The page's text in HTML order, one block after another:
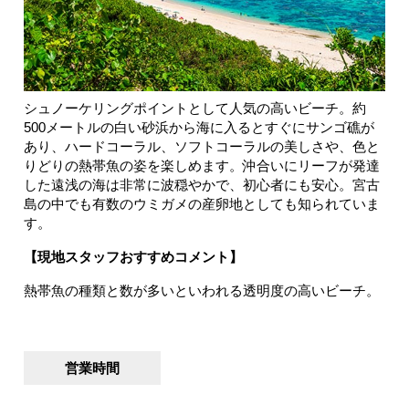
シュノーケリングポイントとして人気の高いビーチ。約
500メートルの白い砂浜から海に入るとすぐにサンゴ礁が
あり、ハードコーラル、ソフトコーラルの美しさや、色と
りどりの熱帯魚の姿を楽しめます。沖合いにリーフが発達
した遠浅の海は非常に波穏やかで、初心者にも安心。宮古
島の中でも有数のウミガメの産卵地としても知られていま
す。
【現地スタッフおすすめコメント】
熱帯魚の種類と数が多いといわれる透明度の高いビーチ。
営業時間